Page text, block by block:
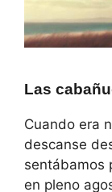
Las
Cuando era
descanse
sentábamos
en pleno